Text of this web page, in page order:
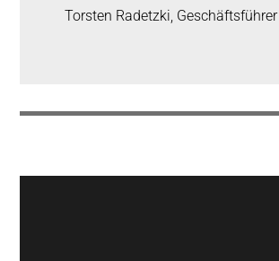
Torsten Radetzki, Geschäftsführer